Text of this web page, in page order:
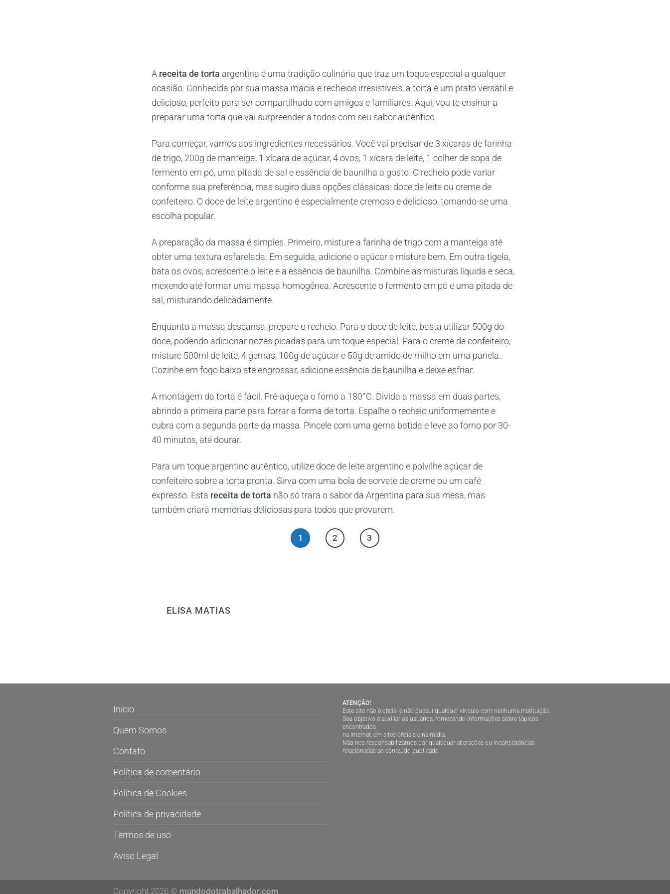
A receita de torta argentina é uma tradição culinária que traz um toque especial a qualquer
ocasião. Conhecida por sua massa macia e recheios irresistíveis, a torta é um prato versátil e
delicioso, perfeito para ser compartilhado com amigos e familiares. Aqui, vou te ensinar a
preparar uma torta que vai surpreender a todos com seu sabor autêntico.
Para começar, vamos aos ingredientes necessários. Você vai precisar de 3 xícaras de farinha
de trigo, 200g de manteiga, 1 xícara de açúcar, 4 ovos, 1 xícara de leite, 1 colher de sopa de
fermento em pó, uma pitada de sal e essência de baunilha a gosto. O recheio pode variar
conforme sua preferência, mas sugiro duas opções clássicas: doce de leite ou creme de
confeiteiro. O doce de leite argentino é especialmente cremoso e delicioso, tornando-se uma
escolha popular.
A preparação da massa é simples. Primeiro, misture a farinha de trigo com a manteiga até
obter uma textura esfarelada. Em seguida, adicione o açúcar e misture bem. Em outra tigela,
bata os ovos, acrescente o leite e a essência de baunilha. Combine as misturas líquida e seca,
mexendo até formar uma massa homogênea. Acrescente o fermento em pó e uma pitada de
sal, misturando delicadamente.
Enquanto a massa descansa, prepare o recheio. Para o doce de leite, basta utilizar 500g do
doce, podendo adicionar nozes picadas para um toque especial. Para o creme de confeiteiro,
misture 500ml de leite, 4 gemas, 100g de açúcar e 50g de amido de milho em uma panela.
Cozinhe em fogo baixo até engrossar, adicione essência de baunilha e deixe esfriar.
A montagem da torta é fácil. Pré-aqueça o forno a 180°C. Divida a massa em duas partes,
abrindo a primeira parte para forrar a forma de torta. Espalhe o recheio uniformemente e
cubra com a segunda parte da massa. Pincele com uma gema batida e leve ao forno por 30-
40 minutos, até dourar.
Para um toque argentino autêntico, utilize doce de leite argentino e polvilhe açúcar de
confeiteiro sobre a torta pronta. Sirva com uma bola de sorvete de creme ou um café
expresso. Esta receita de torta não só trará o sabor da Argentina para sua mesa, mas
também criará memórias deliciosas para todos que provarem.
1 2 3
ELISA MATIAS
Início
Quem Somos
Contato
Política de comentário
Política de Cookies
Política de privacidade
Termos de uso
Aviso Legal
ATENÇÃO!
Este site não é oficial e não possui qualquer vínculo com nenhuma instituição.
Seu objetivo é auxiliar os usuários, fornecendo informações sobre tópicos
encontrados
na internet, em sites oficiais e na mídia.
Não nos responsabilizamos por quaisquer alterações ou inconsistências
relacionadas ao conteúdo publicado.
Copyright 2026 © mundodotrabalhador.com